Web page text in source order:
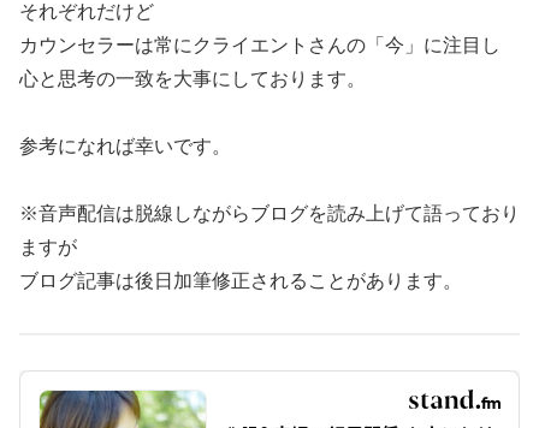
それぞれだけど
カウンセラーは常にクライエントさんの「今」に注目し
心と思考の一致を大事にしております。
参考になれば幸いです。
※音声配信は脱線しながらブログを読み上げて語っており
ますが
ブログ記事は後日加筆修正されることがあります。